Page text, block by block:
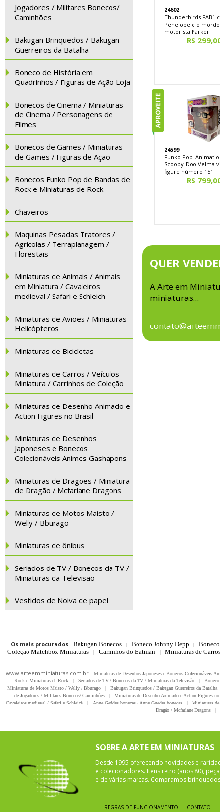
Jogadores / Militares Bonecos/
Caminhões
Bakugan Brinquedos / Bakugan
Guerreiros da Batalha
Boneco de História em
Quadrinhos / Figuras de Ação Loja
Bonecos de Cinema / Miniaturas
de Cinema / Personagens de
Filmes
Bonecos de Games / Miniaturas
de Games / Figuras de Ação
Bonecos Funko Pop de Bandas de
Rock e Miniaturas de Rock
Chaveiros
Maquinas Pesadas Tratores /
Agricolas / Terraplanagem /
Florestais
Miniaturas de Animais / Animais
em Miniatura / Cavaleiros
medieval / Safari e Schleich
Miniaturas de Aviões / Miniaturas
Helicópteros
Miniaturas de Bicicletas
Miniaturas de Carros / Veículos
Miniatura / Carrinhos de Coleção
Miniaturas de Desenho Animado e
Action Figures no Brasil
Miniaturas de Desenhos
Japoneses e Bonecos
Colecionáveis Animes Gashapons
Miniaturas de Dragões / Miniatura
de Dragão / Mcfarlane Dragons
Miniaturas de Motos Maisto /
Welly / Bburago
Miniaturas de ônibus
Seriados de TV / Bonecos da TV /
Miniaturas da Televisão
Vestidos de Noiva de papel
24602
Thunderbirds FAB1
Penelope e o
motorista Parker
R$
24599
Funko Pop!
Scooby-Doo Velma
figure número 151
R$
QUER
A Arte em
miniaturas...
Os mais procurados- Bakugan Bonecos | Boneco Johnny Depp |
Coleção Matchbox Miniaturas
| Carrinhos do Batman | Miniaturas de
www.arteemminiaturas.com.br - Miniaturas de Desenhos Japoneses e Bonecos Colecionáveis
Rock e Miniaturas de Rock
| Seriados de TV / Bonecos da TV / Miniaturas da Televisão |
Miniaturas de Motos Maisto / Welly / Bburago
| Bakugan Brinquedos / Bakugan Guerreiros da Batalha
de Jogadores / Militares Bonecos/ Caminhões
|
Miniaturas de Desenho Animado e Action Figures
Cavaleiros medieval / Safari e Schleich
| Anne Geddes bonecas / Anne Guedes bonecas |
Miniaturas
Dragão / Mcfarlane Dragons
|
SOBRE A ARTE EM MINIATURAS
Desde 1995 oferecendo novidades e
e colecionadores. Itens retro (anos 80),
e de várias marcas. Compramos
REGRAS DE FUNCIONAMENTO CONTATO